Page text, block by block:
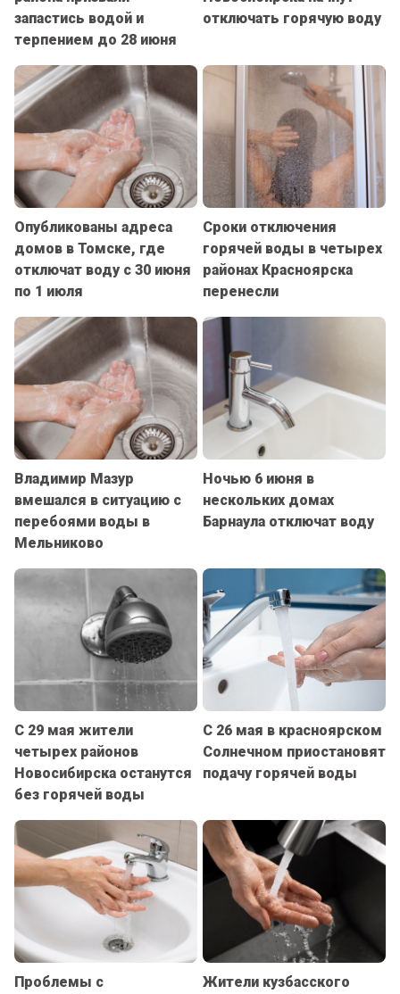
запастись водой и
терпением до 28 июня
отключать горячую воду
Опубликованы адреса
домов в Томске, где
отключат воду с 30 июня
по 1 июля
Сроки отключения
горячей воды в четырех
районах Красноярска
перенесли
Владимир Мазур
вмешался в ситуацию с
перебоями воды в
Мельниково
Ночью 6 июня в
нескольких домах
Барнаула отключат воду
С 29 мая жители
четырех районов
Новосибирска останутся
без горячей воды
С 26 мая в красноярском
Солнечном приостановят
подачу горячей воды
Проблемы с
Жители кузбасского